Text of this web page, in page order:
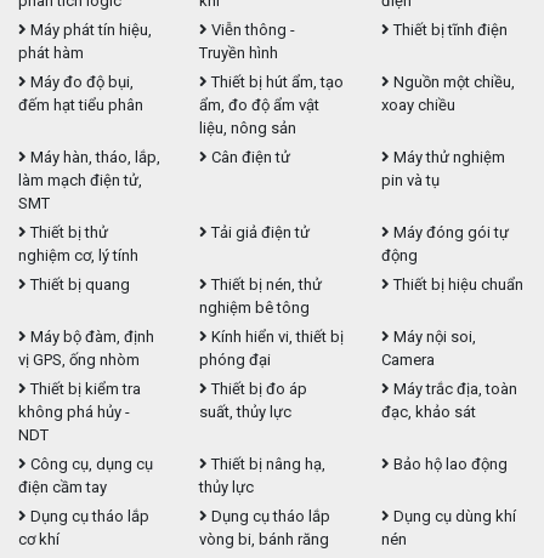
Máy phát tín hiệu,
phát hàm
Viễn thông -
Truyền hình
Thiết bị tĩnh điện
Máy đo độ bụi,
đếm hạt tiểu phân
Thiết bị hút ẩm, tạo
ẩm, đo độ ẩm vật
liệu, nông sản
Nguồn một chiều,
xoay chiều
Máy hàn, tháo, lắp,
làm mạch điện tử,
SMT
Cân điện tử
Máy thử nghiệm
pin và tụ
Thiết bị thử
nghiệm cơ, lý tính
Tải giả điện tử
Máy đóng gói tự
động
Thiết bị quang
Thiết bị nén, thử
nghiệm bê tông
Thiết bị hiệu chuẩn
Máy bộ đàm, định
vị GPS, ống nhòm
Kính hiển vi, thiết bị
phóng đại
Máy nội soi,
Camera
Thiết bị kiểm tra
không phá hủy -
NDT
Thiết bị đo áp
suất, thủy lực
Máy trắc địa, toàn
đạc, khảo sát
Công cụ, dụng cụ
điện cầm tay
Thiết bị nâng hạ,
thủy lực
Bảo hộ lao động
Dụng cụ tháo lắp
cơ khí
Dụng cụ tháo lắp
vòng bi, bánh răng
Dụng cụ dùng khí
nén